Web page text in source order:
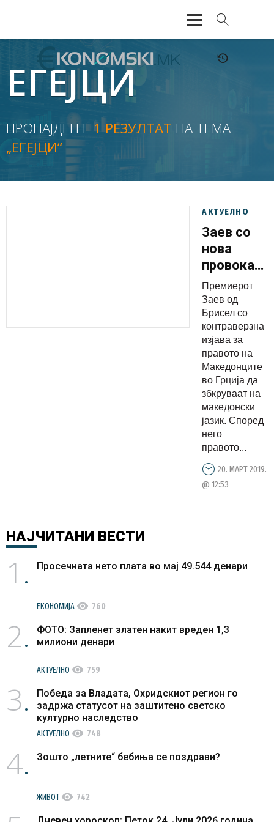
АКТУЕЛНО
ЕКОНОМИЈА
ФИНАНСИИ
БАНКАРСТВО
ЖИВОТ
ЕГЕЈЦИ
ПРОНАЈДЕН Е1 РЕЗУЛТАТ НА ТЕМА
„ЕГЕЈЦИ“
АКТУЕЛНО
Заев со
нова
за
“Егејците”
Премиерот
Заев од
Брисел со
контраверзна
изјава за
правото на
Македонците
во Грција да
збкруваат на
македонски
јазик. Според
него
правото...
20. МАРТ 2019.
@ 12:53
НАЈЧИТАНИ ВЕСТИ
1 Просечната нето плата во мај 49.544 денари
ЕКОНОМИЈА visibility 760
2
ФОТО: Запленет златен накит вреден 1,3
милиони денари
АКТУЕЛНО visibility 759
3
Победа за Владата, Охридскиот регион го
задржа статусот на заштитено светско
културно наследство
АКТУЕЛНО visibility 748
4 Зошто „летните“ бебиња се поздрави?
ЖИВОТvisibility 742